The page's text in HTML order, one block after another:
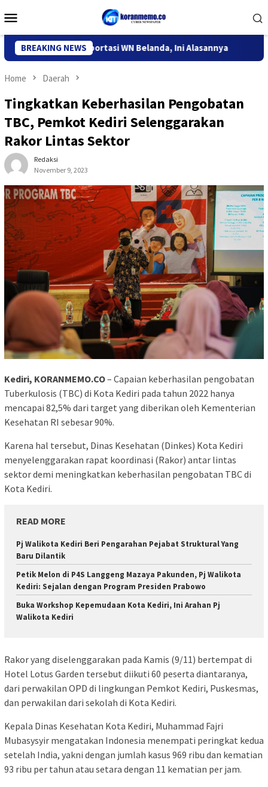
to
Menu
BREAKING NEWS
Kediri Deportasi WN Belanda, Ini Alasannya 9 Desa di
Home Daerah
Tingkatkan Keberhasilan Pengobatan
TBC, Pemkot Kediri Selenggarakan
Rakor Lintas Sektor
Redaksi
November 9, 2023
Kediri, KORANMEMO.CO– Capaian keberhasilan pengobatan
Tuberkulosis (TBC) di Kota Kediri pada tahun 2022 hanya
mencapai 82,5% dari target yang diberikan oleh Kementerian
Kesehatan RI sebesar 90%.
Karena hal tersebut, Dinas Kesehatan (Dinkes) Kota Kediri
menyelenggarakan rapat koordinasi (Rakor) antar lintas
sektor demi meningkatkan keberhasilan pengobatan TBC di
Kota Kediri.
READ MORE
Pj Walikota Kediri Beri Pengarahan Pejabat Struktural Yang
Baru Dilantik
Petik Melon di P4S Langgeng Mazaya Pakunden, Pj Walikota
Kediri: Sejalan dengan Program Presiden Prabowo
Buka Workshop Kepemudaan Kota Kediri, Ini Arahan Pj
Walikota Kediri
Rakor yang diselenggarakan pada Kamis (9/11) bertempat di
Hotel Lotus Garden tersebut diikuti 60 peserta diantaranya,
dari perwakilan OPD di lingkungan Pemkot Kediri, Puskesmas,
dan perwakilan dari sekolah di Kota Kediri.
Kepala Dinas Kesehatan Kota Kediri, Muhammad Fajri
Mubasysyir mengatakan Indonesia menempati peringkat kedua
setelah India, yakni dengan jumlah kasus 969 ribu dan kematian
93 ribu per tahun atau setara dengan 11 kematian per jam.